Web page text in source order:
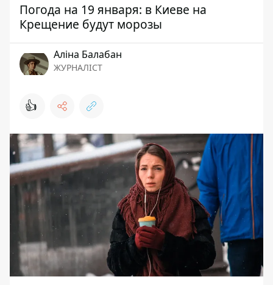
Погода на 19 января: в Киеве на
Крещение будут морозы
Аліна Балабан
ЖУРНАЛІСТ
👍